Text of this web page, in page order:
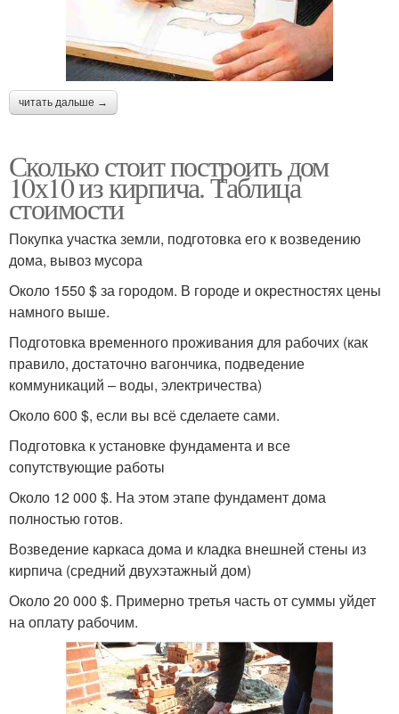
читать дальше →
Сколько стоит построить дом
10х10 из кирпича. Таблица
стоимости
Покупка участка земли, подготовка его к возведению
дома, вывоз мусора
Около 1550 $ за городом. В городе и окрестностях цены
намного выше.
Подготовка временного проживания для рабочих (как
правило, достаточно вагончика, подведение
коммуникаций – воды, электричества)
Около 600 $, если вы всё сделаете сами.
Подготовка к установке фундамента и все
сопутствующие работы
Около 12 000 $. На этом этапе фундамент дома
полностью готов.
Возведение каркаса дома и кладка внешней стены из
кирпича (средний двухэтажный дом)
Около 20 000 $. Примерно третья часть от суммы уйдет
на оплату рабочим.